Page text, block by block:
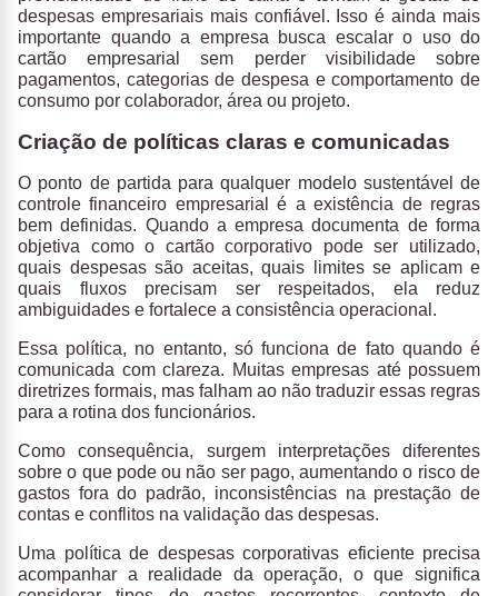
despesas empresariais mais confiável . Isso é ainda mais
importante quando a empresa busca escalar o uso do
cartão empresarial sem perder visibilidade sobre
pagamentos, categorias de despesa e comportamento de
consumo por colaborador, área ou projeto.
Criação de políticas claras e comunicadas
O ponto de partida para qualquer modelo sustentável de
controle financeiro empresarial é a existência de regras
bem definidas. Quando a empresa documenta de forma
objetiva como o cartão corporativo pode ser utilizado,
quais despesas são aceitas, quais limites se aplicam e
quais fluxos precisam ser respeitados, ela reduz
ambiguidades e fortalece a consistência operacional.
Essa política, no entanto, só funciona de fato quando é
comunicada com clareza. Muitas empresas até possuem
diretrizes formais, mas falham ao não traduzir essas regras
para a rotina dos funcionários.
Como consequência, surgem interpretações diferentes
sobre o que pode ou não ser pago, aumentando o risco de
gastos fora do padrão, inconsistências na prestação de
contas e conflitos na validação das despesas.
Uma política de despesas corporativas eficiente precisa
acompanhar a realidade da operação, o que significa